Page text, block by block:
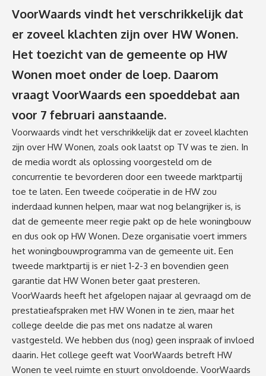
VoorWaards vindt het verschrikkelijk dat
er zoveel klachten zijn over HW Wonen.
Het toezicht van de gemeente op HW
Wonen moet onder de loep. Daarom
vraagt VoorWaards een spoeddebat aan
voor 7 februari aanstaande.
Voorwaards vindt het verschrikkelijk dat er zoveel klachten
zijn over HW Wonen, zoals ook laatst op TV was te zien. In
de media wordt als oplossing voorgesteld om de
concurrentie te bevorderen door een tweede marktpartij
toe te laten. Een tweede coöperatie in de HW zou
inderdaad kunnen helpen, maar wat nog belangrijker is, is
dat de gemeente meer regie pakt op de hele woningbouw
en dus ook op HW Wonen. Deze organisatie voert immers
het woningbouwprogramma van de gemeente uit. Een
tweede marktpartij is er niet 1-2-3 en bovendien geen
garantie dat HW Wonen beter gaat presteren.
VoorWaards heeft het afgelopen najaar al gevraagd om de
prestatieafspraken met HW Wonen in te zien, maar het
college deelde die pas met ons nadatze al waren
vastgesteld. We hebben dus (nog) geen inspraak of invloed
daarin. Het college geeft wat VoorWaards betreft HW
Wonen te veel ruimte en stuurt onvoldoende. VoorWaards